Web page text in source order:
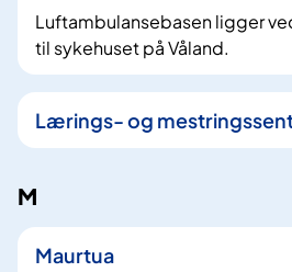
Luftambulansebasen ligger
til sykehuset på Våland.
Lærings- og
M
Maurtua